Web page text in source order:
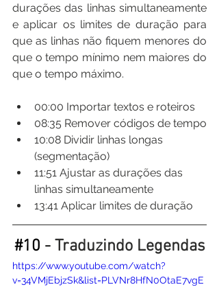
durações das linhas simultaneamente
e aplicar os limites de duração para
que as linhas não fiquem menores do
que o tempo mínimo nem maiores do
que o tempo máximo.
00:00​ Importar textos e roteiros
08:35​ Remover códigos de tempo
10:08​ Dividir linhas longas
(segmentação)
11:51​ Ajustar as durações das
linhas simultaneamente
13:41​ Aplicar limites de duração
#10 - Traduzindo Legendas
https://www.youtube.com/watch?
v=34VMjEbjzSk&list=PLVNr8HfN0OtaE7vgE